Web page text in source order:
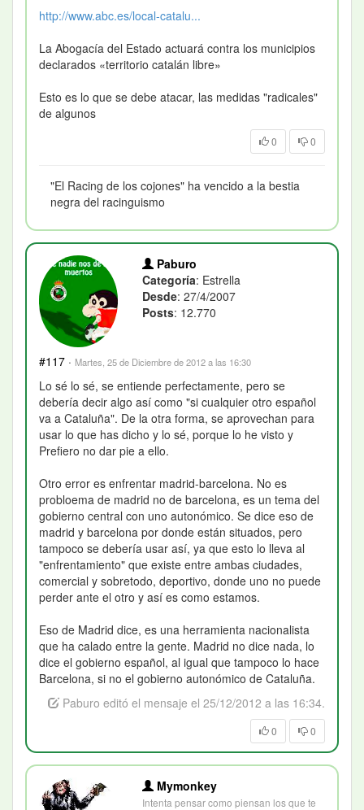
http://www.abc.es/local-catalu...
La Abogacía del Estado actuará contra los municipios
declarados «territorio catalán libre»
Esto es lo que se debe atacar, las medidas "radicales"
de algunos
0 0
"El Racing de los cojones" ha vencido a la bestia
negra del racinguismo
Paburo
Categoría: Estrella
Desde: 27/4/2007
Posts: 12.770
#117 · Martes, 25 de Diciembre de 2012 a las 16:30
Lo sé lo sé, se entiende perfectamente, pero se
debería decir algo así como "si cualquier otro español
va a Cataluña". De la otra forma, se aprovechan para
usar lo que has dicho y lo sé, porque lo he visto y
Prefiero no dar pie a ello.
Otro error es enfrentar madrid-barcelona. No es
probloema de madrid no de barcelona, es un tema del
gobierno central con uno autonómico. Se dice eso de
madrid y barcelona por donde están situados, pero
tampoco se debería usar así, ya que esto lo lleva al
"enfrentamiento" que existe entre ambas ciudades,
comercial y sobretodo, deportivo, donde uno no puede
perder ante el otro y así es como estamos.
Eso de Madrid dice, es una herramienta nacionalista
que ha calado entre la gente. Madrid no dice nada, lo
dice el gobierno español, al igual que tampoco lo hace
Barcelona, si no el gobierno autonómico de Cataluña.
Paburo editó el mensaje el 25/12/2012 a las 16:34.
0 0
Mymonkey
Intenta pensar como piensan los que te